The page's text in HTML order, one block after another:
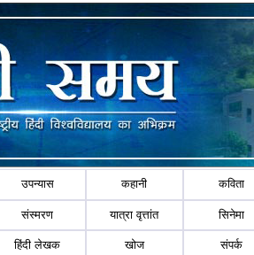
उपन्यास कहानी कविता
संस्मरण यात्रा वृत्तांत सिनेमा
हिंदी लेखक खोज संपर्क